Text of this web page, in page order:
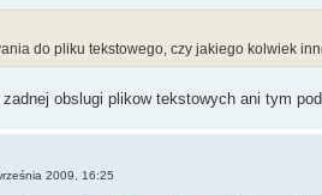
do pliku tekstowego, czy jakiego kolwiek
obslugi plikow tekstowych ani tym
2009, 16:25